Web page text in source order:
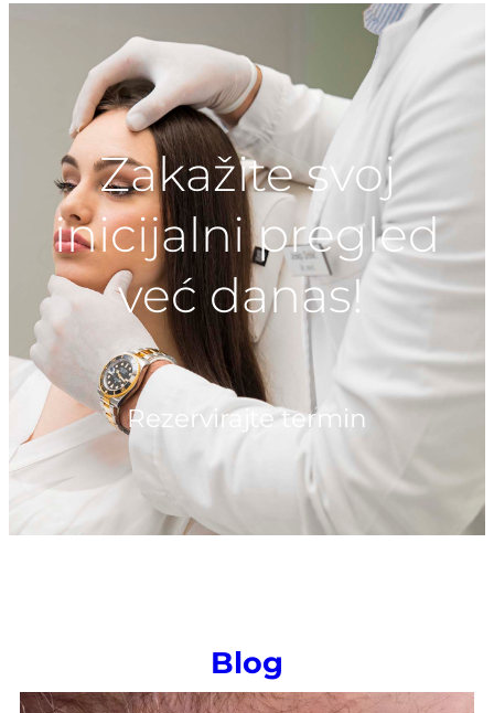
Zakažite svoj
inicijalni pregled
već danas!
Rezervirajte termin
Blog